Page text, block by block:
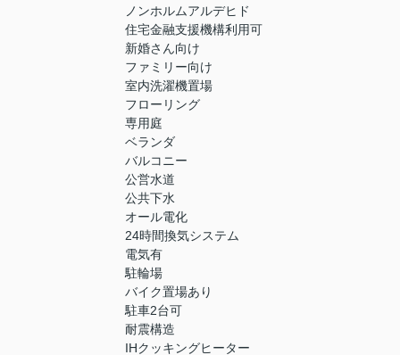
ノンホルムアルデヒド
住宅金融支援機構利用可
新婚さん向け
ファミリー向け
室内洗濯機置場
フローリング
専用庭
ベランダ
バルコニー
公営水道
公共下水
オール電化
24時間換気システム
電気有
駐輪場
バイク置場あり
駐車2台可
耐震構造
IHクッキングヒーター